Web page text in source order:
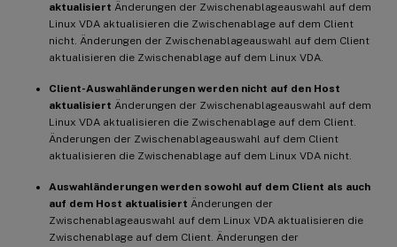
aktualisiert Änderungen der Zwischenablageauswahl auf dem
Linux VDA aktualisieren die Zwischenablage auf dem Client
nicht. Änderungen der Zwischenablageauswahl auf dem Client
aktualisieren die Zwischenablage auf dem Linux VDA.
Client-Auswahländerungen werden nicht auf den Host
aktualisiert Änderungen der Zwischenablageauswahl auf dem
Linux VDA aktualisieren die Zwischenablage auf dem Client.
Änderungen der Zwischenablageauswahl auf dem Client
aktualisieren die Zwischenablage auf dem Linux VDA nicht.
Auswahländerungen werden sowohl auf dem Client als auch
auf dem Host aktualisiert Änderungen der
Zwischenablageauswahl auf dem Linux VDA aktualisieren die
Zwischenablage auf dem Client. Änderungen der